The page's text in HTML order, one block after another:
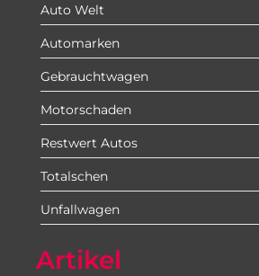
Auto Welt
Automarken
Gebrauchtwagen
Motorschaden
Restwert Autos
Totalschen
Unfallwagen
Artikel